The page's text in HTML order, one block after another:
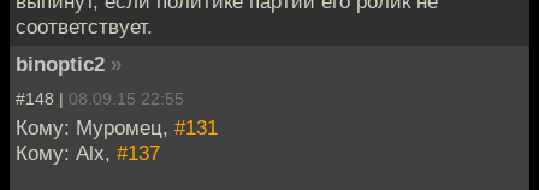
соответствует.
binoptic2 »
#148 | 08.09.15 22:55
Кому: Муромец, #131
Кому: Alx, #137